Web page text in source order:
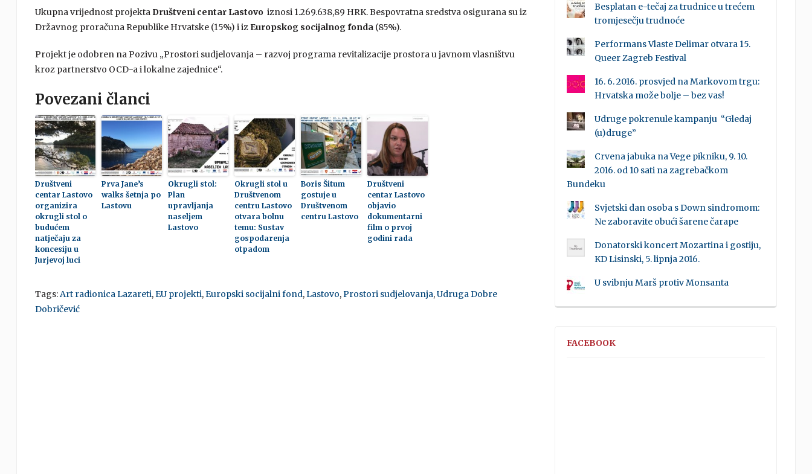
Ukupna vrijednost projekta Društveni centar Lastovoiznosi 1.269.638,89 HRK. Bespovratna sredstva osigurana su iz
Državnog proračuna Republike Hrvatske (15%) i iz Europskog socijalnog fonda(85%).
Projekt je odobren na Pozivu „Prostori sudjelovanja – razvoj programa revitalizacije prostora u javnom vlasništvu
kroz partnerstvo OCD-a i lokalne zajednice“.
Povezani članci
Društveni
centar Lastovo
organizira
okrugli stol o
budućem
natječaju za
koncesiju u
Jurjevoj luci
Prva Jane’s
walks šetnja po
Lastovu
Okrugli stol:
Plan
upravljanja
naseljem
Lastovo
Okrugli stol u
Društvenom
centru Lastovo
otvara bolnu
temu: Sustav
gospodarenja
otpadom
Boris Šitum
gostuje u
Društvenom
centru Lastovo
Društveni
centar Lastovo
objavio
dokumentarni
film o prvoj
godini rada
Tags:Art radionica Lazareti,EU projekti,Europski socijalni fond,Lastovo,Prostori sudjelovanja,Udruga Dobre
Dobričević
Besplatan e-tečaj za trudnice u trećem
tromjesečju trudnoće
Performans Vlaste Delimar otvara 15.
Queer Zagreb Festival
16. 6. 2016. prosvjed na Markovom trgu:
Hrvatska može bolje – bez vas!
Udruge pokrenule kampanju “Gledaj
(u)druge”
Crvena jabuka na Vege pikniku, 9. 10.
2016. od 10 sati na zagrebačkom
Bundeku
Svjetski dan osoba s Down sindromom:
Ne zaboravite obući šarene čarape
Donatorski koncert Mozartina i gostiju,
KD Lisinski, 5. lipnja 2016.
U svibnju Marš protiv Monsanta
FACEBOOK